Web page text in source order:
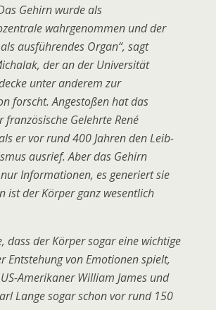
Gehirn wurde als
wahrgenommen und der
ausführendes Organ“, sagt
der an der Universität
unter anderem zur
forscht. Angestoßen hat das
französische Gelehrte René
er vor rund 400 Jahren den Leib-
ausrief. Aber das Gehirn
Informationen, es generiert sie
ist der Körper ganz wesentlich
dass der Körper sogar eine wichtige
Entstehung von Emotionen spielt,
Amerikaner William James und
Lange sogar schon vor rund 150